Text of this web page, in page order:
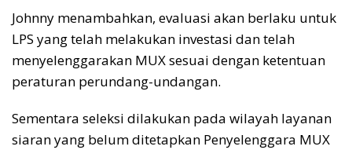
Johnny menambahkan, evaluasi akan berlaku untuk
LPS yang telah melakukan investasi dan telah
menyelenggarakan MUX sesuai dengan ketentuan
peraturan perundang-undangan.
Sementara seleksi dilakukan pada wilayah layanan
siaran yang belum ditetapkan Penyelenggara MUX